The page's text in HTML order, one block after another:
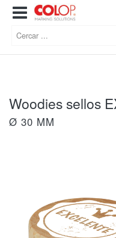
Woodies sellos
Ø 30 MM